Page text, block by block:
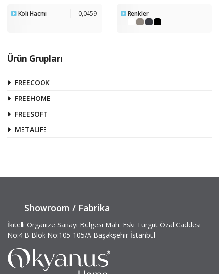
Ürün Grupları
FREECOOK
FREEHOME
FREESOFT
METALIFE
Koli Hacmi 0,0459 Renkler
Showroom / Fabrika
İkitelli Organize Sanayi Bölgesi Mah. Eski Turgut Özal Caddesi
No:4 B Blok No:105-105/A Başakşehir-İstanbul